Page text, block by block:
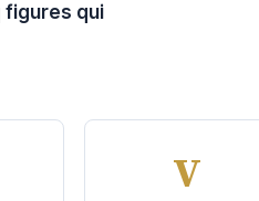
figures qui
V